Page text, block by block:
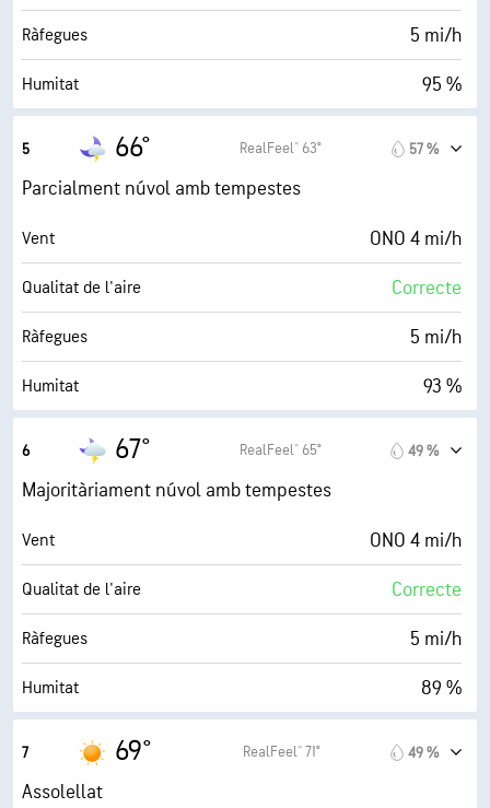
Sostre de núvols 30000 ft
Ràfegues 5 mi/h
Humitat 95 %
Punt de rosada
AccuLumen Brightness Index™
Nuvolositat 70 %
Pluja 0.04 in
Visibilitat 6 mi
Sostre de núvols 4000 ft
5 66° RealFeel® 63° 57 %
Parcialment núvol amb tempestes
Vent ONO 4 mi/h
Qualitat de l'aire Correcte
Ràfegues 5 mi/h
Humitat 93 %
Punt de rosada
AccuLumen Brightness Index™
Nuvolositat 0 %
Pluja 0.10 in
Visibilitat 5 mi
Sostre de núvols 30000 ft
6 67° RealFeel® 65° 49 %
Majoritàriament núvol amb tempestes
Vent ONO 4 mi/h
Qualitat de l'aire Correcte
Ràfegues 5 mi/h
Humitat 89 %
Punt de rosada
AccuLumen Brightness Index™
7 69° RealFeel® 71° 49 %
Assolellat